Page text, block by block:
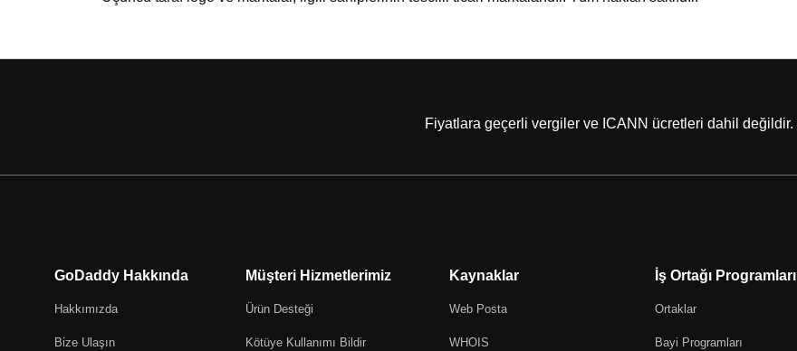
Fiyatlara geçerli vergiler ve ICANN ücretleri dahil değildir.
GoDaddy Hakkında
Hakkımızda
Bize Ulaşın
Müşteri Hizmetlerimiz
Ürün Desteği
Kötüye Kullanımı Bildir
Kaynaklar
Web Posta
WHOIS
İş Ortağı Programları
Ortaklar
Bayi Programları